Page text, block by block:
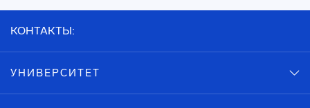
КОНТАКТЫ:
УНИВЕРСИТЕТ